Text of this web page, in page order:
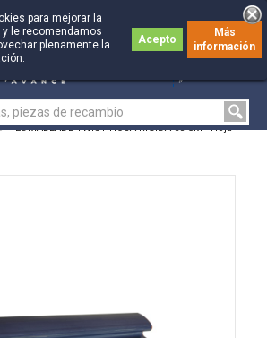
0
0
para mejorar la
le recomendamos
plenamente la
Acepto
Más
información
> EDMABLADE TWIST HOJA RÍGIDA 60 CM - Hoja